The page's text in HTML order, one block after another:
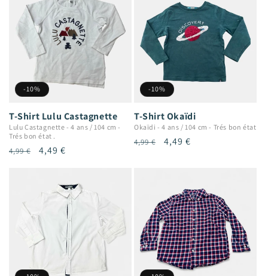
-10%
T-Shirt Lulu Castagnette
Lulu Castagnette -4 ans / 104 cm -
Trés bon état .
Prix
4,99 €
Prix
4,49 €
-10%
T-Shirt Okaïdi
Okaïdi -4 ans / 104 cm - Trés bon état
Prix
4,99 €
Prix
4,49 €